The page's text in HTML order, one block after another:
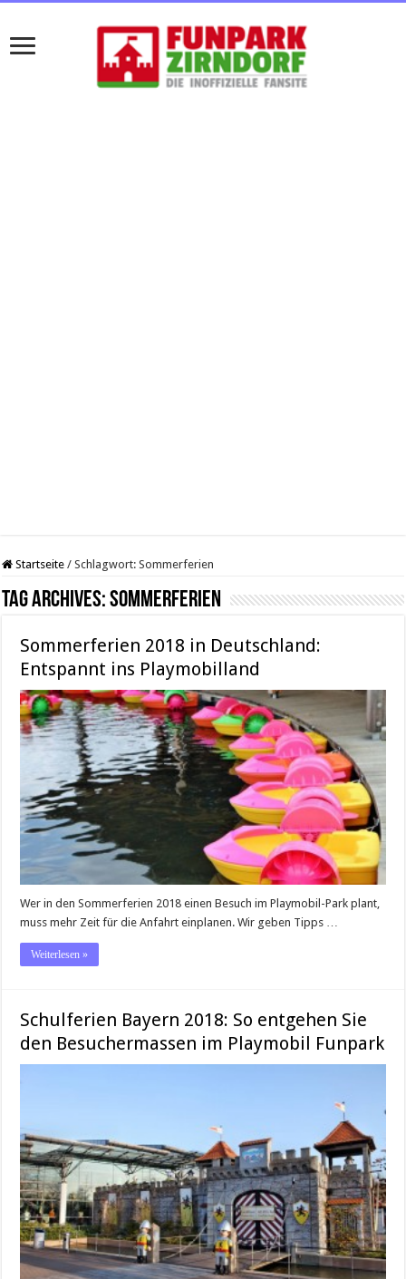
Startseite / Schlagwort:Sommerferien
Tag Archives:Sommerferien
Sommerferien 2018 in Deutschland:
Entspannt ins Playmobilland
Wer in den Sommerferien 2018 einen Besuch im Playmobil-Park plant,
muss mehr Zeit für die Anfahrt einplanen. Wir geben Tipps …
Weiterlesen »
Schulferien Bayern 2018: So entgehen Sie
den Besuchermassen im Playmobil Funpark